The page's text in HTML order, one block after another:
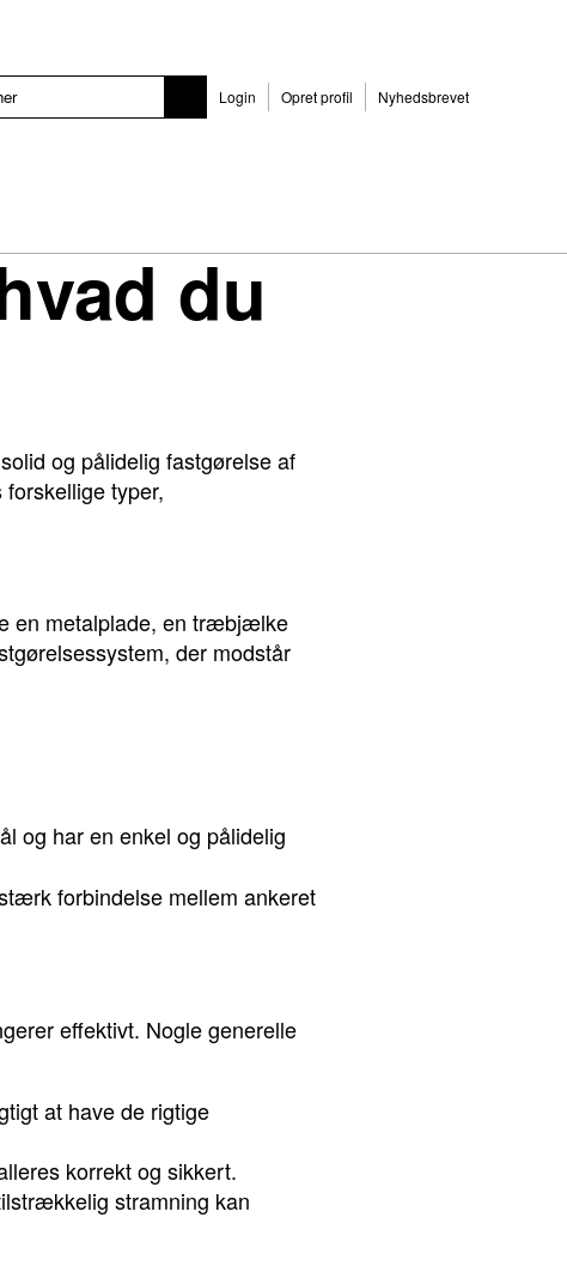
Login Opret profil Nyhedsbrevet
du
og pålidelig fastgørelse af
typer,
en metalplade, en træbjælke
der modstår
og har en enkel og pålidelig
forbindelse mellem ankeret
effektivt. Nogle generelle
at have de rigtige
korrekt og sikkert.
stramning kan